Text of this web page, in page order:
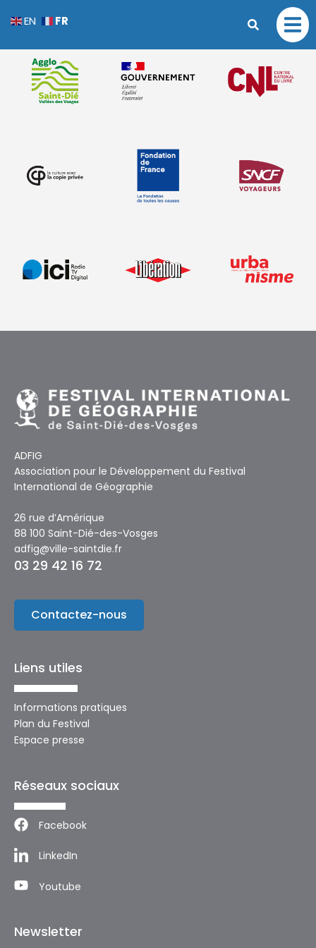
ADFIG
Association pour le Développement du Festival
International de Géographie
26 rue d’Amérique
88 100 Saint-Dié-des-Vosges
adfig@ville-saintdie.fr
03 29 42 16 72
Contactez-nous
Liens utiles
Informations pratiques
Plan du Festival
Espace presse
Réseaux sociaux
Facebook
LinkedIn
Youtube
Newsletter
EN FR